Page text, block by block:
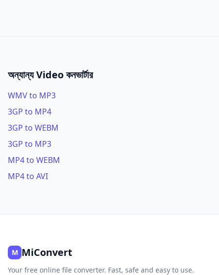
অন্যান্য Video কনভার্টার
WMV to MP3
3GP to MP4
3GP to WEBM
3GP to MP3
MP4 to WEBM
MP4 to AVI
M MiConvert
Your free online file converter. Fast, safe and easy to use.